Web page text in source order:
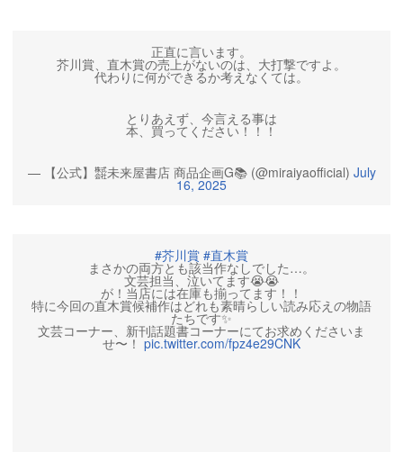
正直に言います。
芥川賞、直木賞の売上がないのは、大打撃ですよ。
代わりに何ができるか考えなくては。
とりあえず、今言える事は
本、買ってください！！！
— 【公式】㍿未来屋書店 商品企画G📚 (@miraiyaofficial) July
16, 2025
#芥川賞 #直木賞
まさかの両方とも該当作なしでした…。
文芸担当、泣いてます😭😭
が！当店には在庫も揃ってます！！
特に今回の直木賞候補作はどれも素晴らしい読み応えの物語
たちです✨
文芸コーナー、新刊話題書コーナーにてお求めくださいま
せ〜！pic.twitter.com/fpz4e29CNK